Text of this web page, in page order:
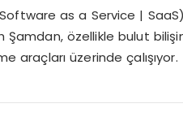
as a Service |
Şamdan, özellikle bulut
araçları üzerinde çalışıyor.